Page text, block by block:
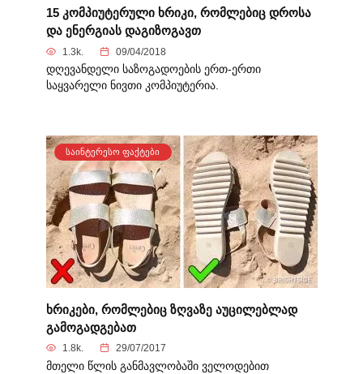
15 კომპიუტერული ხრიკი, რომლებიც დროსა
და ენერგიას დაგიზოგავთ
1.3k. 09/04/2018
დღევანდელი საზოგადოების ერთ-ერთი
საყვარელი ნივთი კომპიუტერია.
ᲡᲐᲘᲜᲢᲔᲠᲔᲡᲝ ᲤᲐᲥᲢᲔᲑᲘ
ხრიკები, რომლებიც ზღვაზე აუცილებლად
გამოგადგებათ
1.8k. 29/07/2017
მთელი წლის განმავლობაში ველოდებით